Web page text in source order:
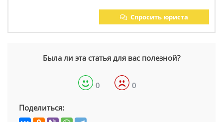
Спросить юриста
Была ли эта статья для вас полезной?
0 0
Поделиться: